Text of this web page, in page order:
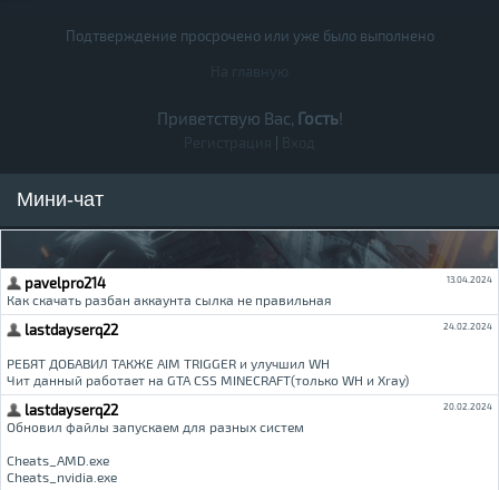
Подтверждение просрочено или уже было выполнено
Приветствую Вас, Гость!
Мини-чат